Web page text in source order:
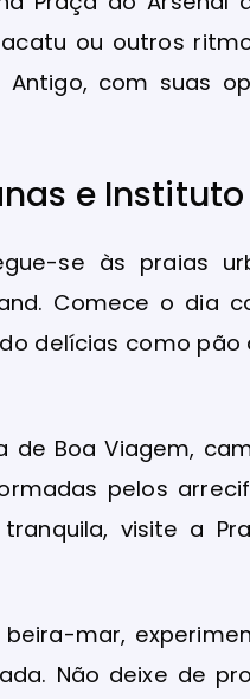
ou outros
Antigo, com suas
e
se às praias
Comece o dia
delícias como
de Boa Viagem,
pelos
visite a
mar,
Não deixe de